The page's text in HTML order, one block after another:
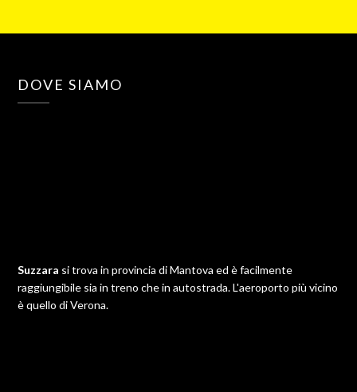
DOVE SIAMO
Suzzara si trova in provincia di Mantova ed è facilmente
raggiungibile sia in treno che in autostrada. L'aeroporto più vicino
è quello di Verona.